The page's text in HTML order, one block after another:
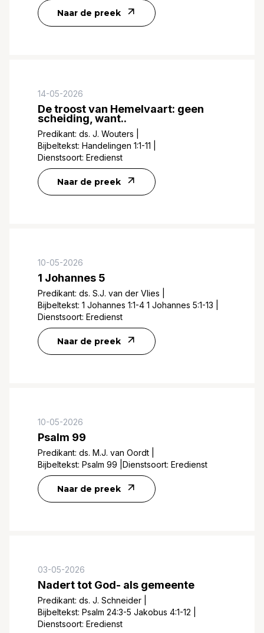
Naar de preek
14-05-2026
De troost van Hemelvaart: geen
scheiding, want..
Predikant: ds. J. Wouters
Bijbeltekst: Handelingen 1:1-11
Dienstsoort: Eredienst
Naar de preek
10-05-2026
1 Johannes 5
Predikant: ds. S.J. van der Vlies
Bijbeltekst: 1 Johannes 1:1-4 1 Johannes 5:1-13
Dienstsoort: Eredienst
Naar de preek
10-05-2026
Psalm 99
Predikant: ds. M.J. van Oordt
Bijbeltekst: Psalm 99 Dienstsoort: Eredienst
Naar de preek
03-05-2026
Nadert tot God- als gemeente
Predikant: ds. J. Schneider
Bijbeltekst: Psalm 24:3-5 Jakobus 4:1-12
Dienstsoort: Eredienst